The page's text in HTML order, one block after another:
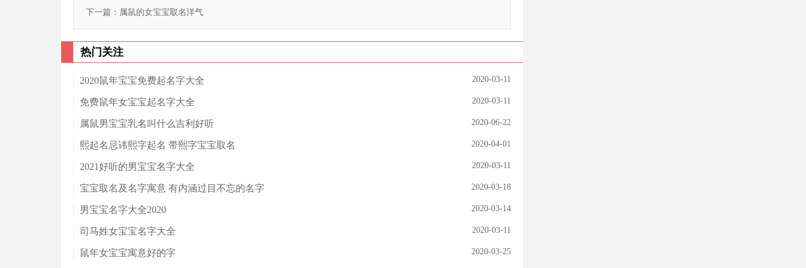
下一篇： 属鼠的女宝宝取名洋气
热门关注
2020-03-11
2020鼠年宝宝免费起名字大全
2020-03-11
免费鼠年女宝宝起名字大全
2020-06-22
属鼠男宝宝乳名叫什么吉利好听
2020-04-01
熙起名忌讳熙字起名 带熙字宝宝取名
2020-03-11
2021好听的男宝宝名字大全
2020-03-18
宝宝取名及名字寓意 有内涵过目不忘的名字
2020-03-14
男宝宝名字大全2020
2020-03-11
司马姓女宝宝名字大全
2020-03-25
鼠年女宝宝寓意好的字